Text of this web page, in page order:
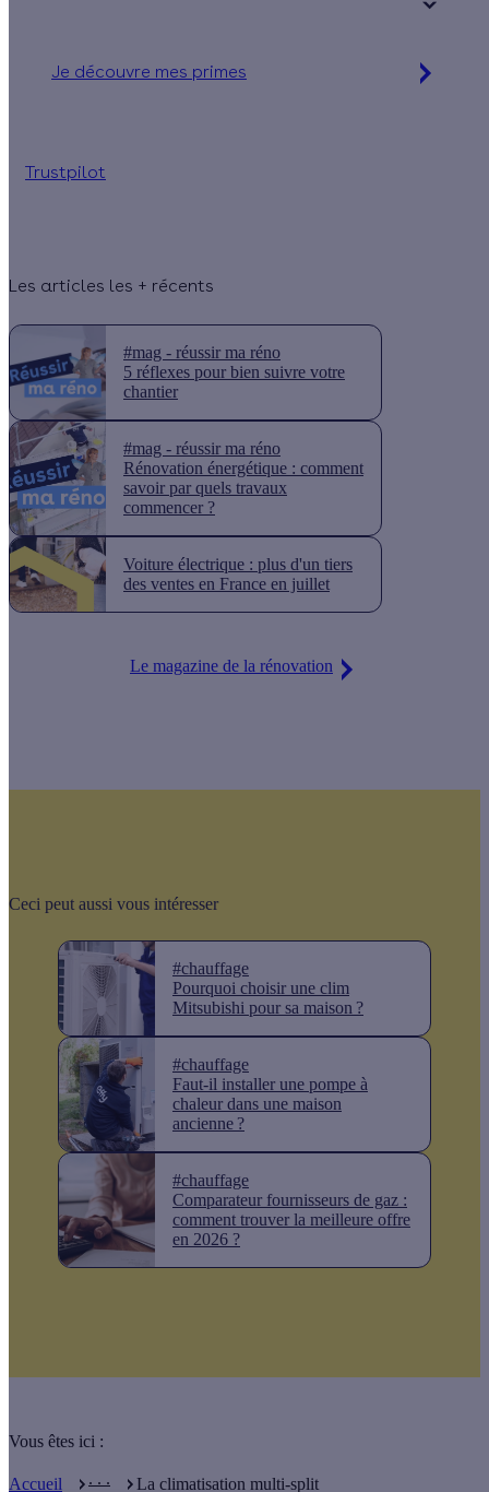
Je découvre mes primes
Trustpilot
Les articles les + récents
#mag - réussir ma réno
5 réflexes pour bien suivre votre
chantier
#mag - réussir ma réno
Rénovation énergétique : comment
savoir par quels travaux
commencer ?
Voiture électrique : plus d'un tiers
des ventes en France en juillet
Le magazine de la rénovation
Ceci peut aussi vous intéresser
#chauffage
Pourquoi choisir une clim
Mitsubishi pour sa maison ?
#chauffage
Faut-il installer une pompe à
chaleur dans une maison
ancienne ?
#chauffage
Comparateur fournisseurs de gaz :
comment trouver la meilleure offre
en 2026 ?
Vous êtes ici :
Accueil . . . La climatisation multi-split